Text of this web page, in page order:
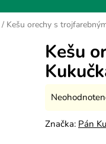
/ Kešu orechy s
Kešu
Priemerné
produktu
Značka: Pán